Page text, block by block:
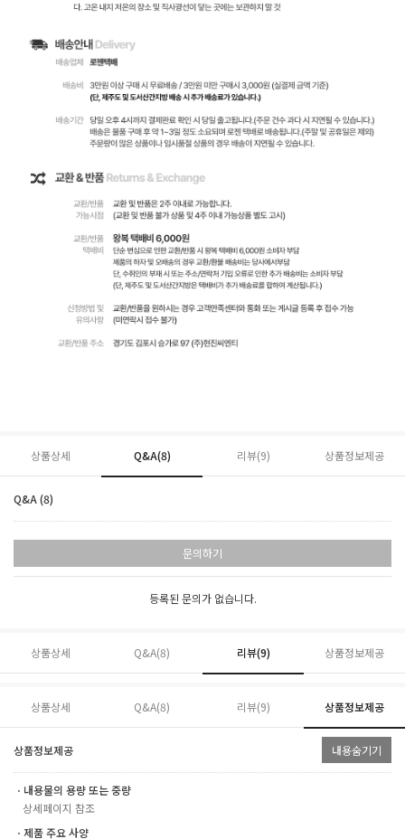
상품상세 Q&A(8) 리뷰(9) 상품정보제공
Q&A (8)
문의하기
등록된 문의가 없습니다.
상품상세 Q&A(8) 리뷰(9) 상품정보제공
상품상세 Q&A(8) 리뷰(9) 상품정보제공
상품정보제공 내용숨기기
ㆍ내용물의 용량 또는 중량
상세페이지 참조
ㆍ제품 주요 사양